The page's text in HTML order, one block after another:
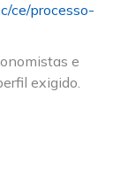
ce/processo-
e
exigido.